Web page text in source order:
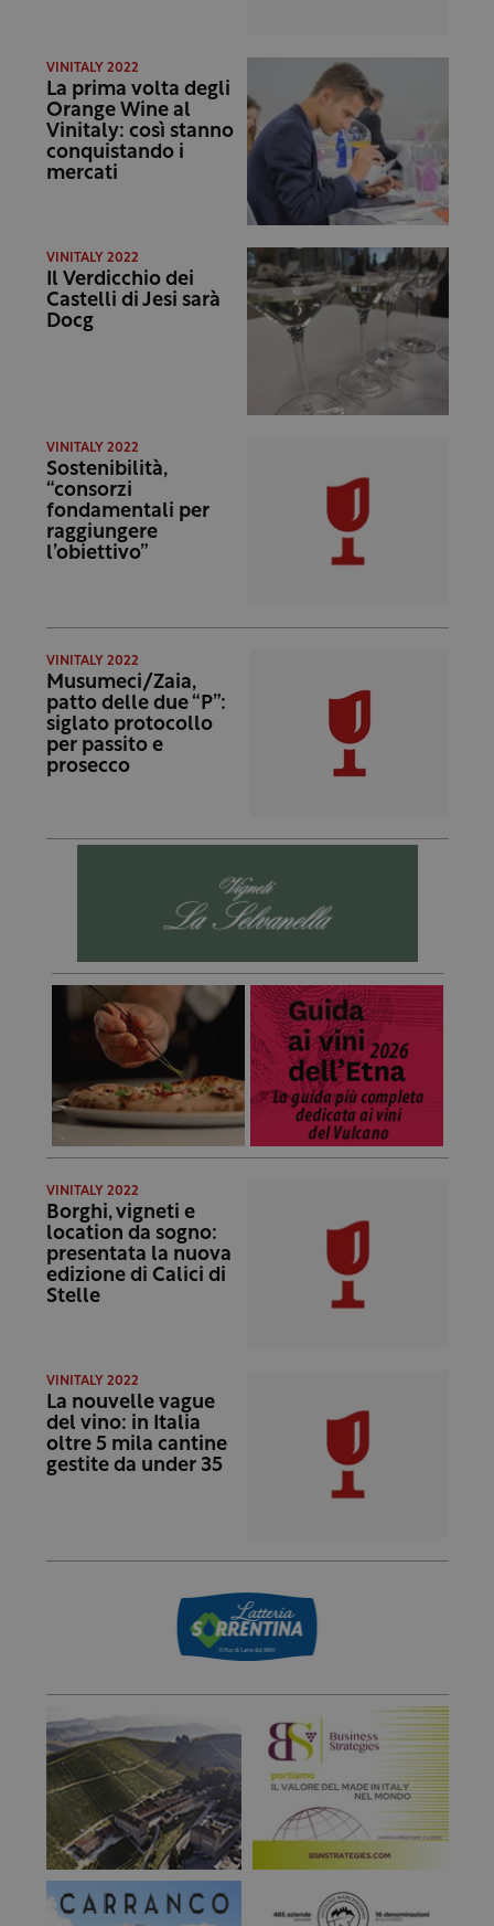
VINITALY 2022
La prima volta degli
Orange Wine al
Vinitaly: così stanno
conquistando i
mercati
VINITALY 2022
Il Verdicchio dei
Castelli di Jesi sarà
Docg
VINITALY 2022
Sostenibilità,
“consorzi
fondamentali per
raggiungere
l’obiettivo”
VINITALY 2022
Musumeci/Zaia,
patto delle due “P”:
siglato protocollo
per passito e
prosecco
VINITALY 2022
Borghi, vigneti e
location da sogno:
presentata la nuova
edizione di Calici di
Stelle
VINITALY 2022
La nouvelle vague
del vino: in Italia
oltre 5 mila cantine
gestite da under 35